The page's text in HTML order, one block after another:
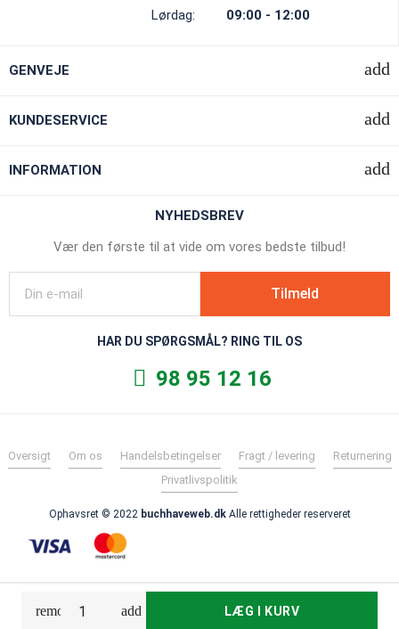
LÆG I KURV
Lørdag:
09:00 - 12:00
GENVEJE
KUNDESERVICE
INFORMATION
NYHEDSBREV
Vær den første til at vide om vores bedste tilbud!
Tilmeld
HAR DU SPØRGSMÅL? RING TIL OS
98 95 12 16
Oversigt Om os Handelsbetingelser Fragt / levering
Returnering
Privatlivspolitik
Ophavsret © 2022 buchhaveweb.dkAlle rettigheder reserveret